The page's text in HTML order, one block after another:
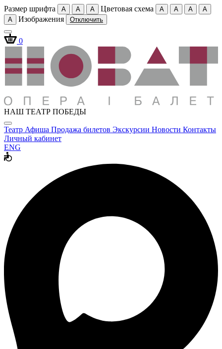
Размер шрифта A A A Цветовая схема A A A
A
A
Изображения Отключить
0
НАШ ТЕАТР ПОБЕДЫ
Театр Афиша Продажа билетов Экскурсии Новости Контакты
Личный кабинет
ENG